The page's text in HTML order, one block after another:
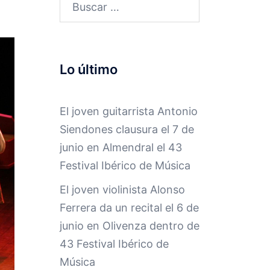
Lo último
El joven guitarrista Antonio
Siendones clausura el 7 de
junio en Almendral el 43
Festival Ibérico de Música
El joven violinista Alonso
Ferrera da un recital el 6 de
junio en Olivenza dentro de
43 Festival Ibérico de
Música